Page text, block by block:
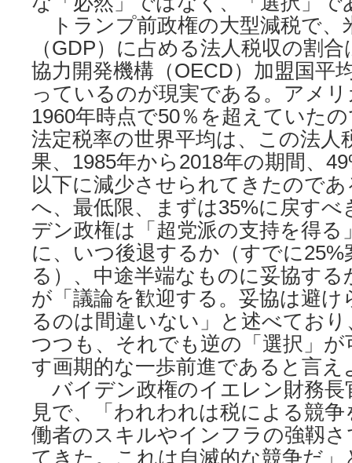
トランプ前政権の大型減税で、
（GDP）に占める法人税収の割
協力開発機構（OECD）加盟国平
っているのが現実である。アメ
1960年時点で50％を超えていた
法定税率の世界平均は、この法人
果、1985年から2018年の期間、
以下に減少させられてきたので
へ、最低限、まずは35%に戻す
デン政権は「超党派の支持を得
に、いつ後退するか（すでに
る）、中途半端なものに妥協す
が「議論を歓迎する。妥協は避
るのは間違いない」と述べてお
つつも、それでも逆の「選択」
す画期的な一歩前進であると言え
バイデン政権のイエレン財務長
見で、「われわれは税による競
働者のスキルやインフラの強靱
てきた。これは自滅的な競争だ」